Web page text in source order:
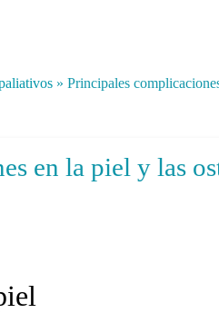
» Principales
en la piel y las